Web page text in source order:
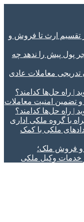
از تقسیم ارث تا فروش و
پول پیش را ندهد چه
تدریجی معاملات عادی
تضمین امنیت معاملات
با گروه ملکی اداری
ملکی با کمک
و فروش ملک؛
خدمات وکیل ملکی